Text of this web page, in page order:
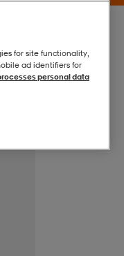
for site functionality,
ad identifiers for
personal data